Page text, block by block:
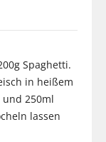
Spaghetti.
in heißem
250ml
lassen